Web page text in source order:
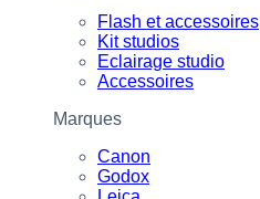
Flash et accessoires
Kit studios
Eclairage studio
Accessoires
Marques
Canon
Godox